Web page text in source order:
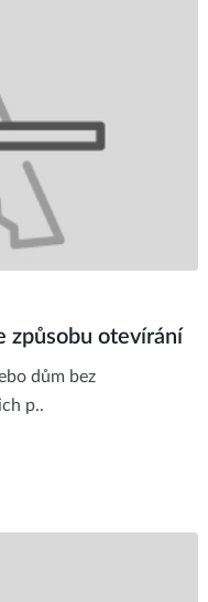
způsobu otevírání
dům bez
p..